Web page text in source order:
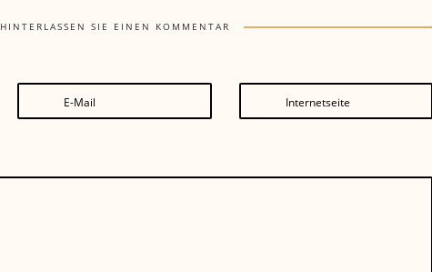
HINTERLASSEN SIE EINEN KOMMENTAR
E-Mail Internetseite